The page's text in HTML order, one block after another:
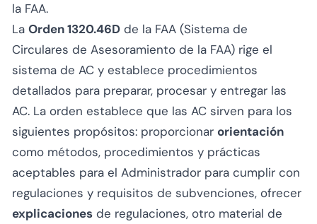
la FAA.
La Orden 1320.46D de la FAA (Sistema de
Circulares de Asesoramiento de la FAA) rige el
sistema de AC y establece procedimientos
detallados para preparar, procesar y entregar las
AC. La orden establece que las AC sirven para los
siguientes propósitos: proporcionar orientación
como métodos, procedimientos y prácticas
aceptables para el Administrador para cumplir con
regulaciones y requisitos de subvenciones, ofrecer
explicaciones de regulaciones, otro material de